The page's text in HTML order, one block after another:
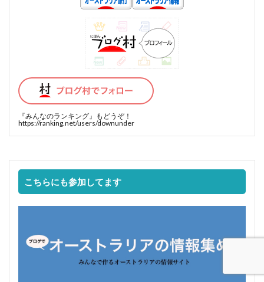
『みんなのランキング』 もどうぞ！
https://ranking.net/users/downunder
こちらにも参加してます